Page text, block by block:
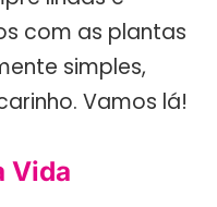
com as plantas
simples,
Vamos lá!
Vida